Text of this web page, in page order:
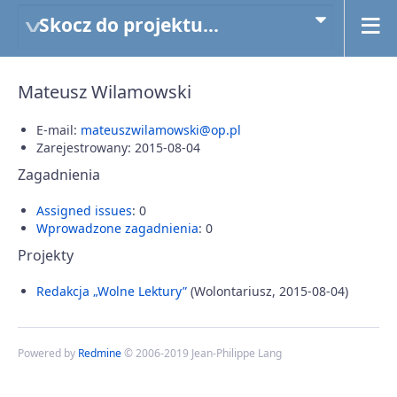
Skocz do projektu...
Mateusz Wilamowski
E-mail: mateuszwilamowski@op.pl
Zarejestrowany: 2015-08-04
Zagadnienia
Assigned issues: 0
Wprowadzone zagadnienia: 0
Projekty
Redakcja „Wolne Lektury” (Wolontariusz, 2015-08-04)
Powered by Redmine© 2006-2019 Jean-Philippe Lang